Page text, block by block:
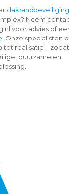
dakrandbeveiliging
Neem
voor advies of
. Onze specialisten
tot realisatie –
duurzame en